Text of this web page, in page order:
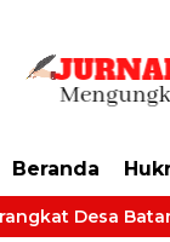
Beranda
Desa